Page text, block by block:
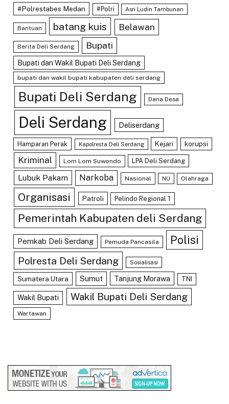
#Polrestabes Medan #Polri Asri Ludin Tambunan
Bantuan batang kuis Belawan
Berita Deli Serdang Bupati
Bupati dan Wakil Bupati Deli Serdang
bupati dan wakil bupati kabupaten deli serdang
Bupati Deli Serdang Dana Desa
Deli Serdang Deliserdang
Hamparan Perak Kapolresta Deli Serdang Kejari korupsi
Kriminal Lom Lom Suwondo LPA Deli Serdang
Lubuk Pakam Narkoba Nasional NU Olahraga
Organisasi Patroli Pelindo Regional 1
Pemerintah Kabupaten deli Serdang
Pemkab Deli Serdang Pemuda Pancasila Polisi
Polresta Deli Serdang Sosialisasi
Sumatera Utara Sumut Tanjung Morawa TNI
Wakil Bupati Wakil Bupati Deli Serdang
Wartawan